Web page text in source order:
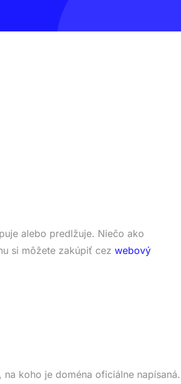
alebo predlžuje. Niečo ako
si môžete zakúpiť cez webový
koho je doména oficiálne napísaná.